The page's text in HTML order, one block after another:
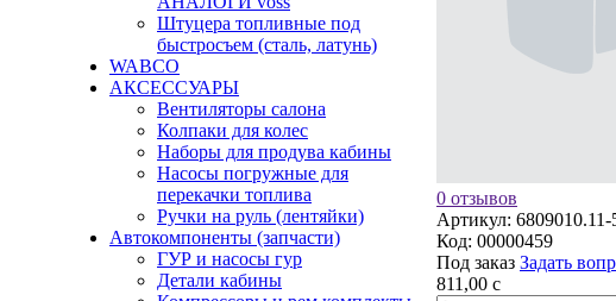
Штуцера топливные под
быстросъем (сталь, латунь)
WABCO
АКСЕССУАРЫ
Вентиляторы салона
Колпаки для колес
Наборы для продува кабины
Насосы погружные для
перекачки топлива
Ручки на руль (лентяйки)
Автокомпоненты (запчасти)
ГУР и насосы гур
Детали кабины
0 отзывов
Артикул: 6809010.11-
Код: 00000459
Под заказ Задать
811,00 c